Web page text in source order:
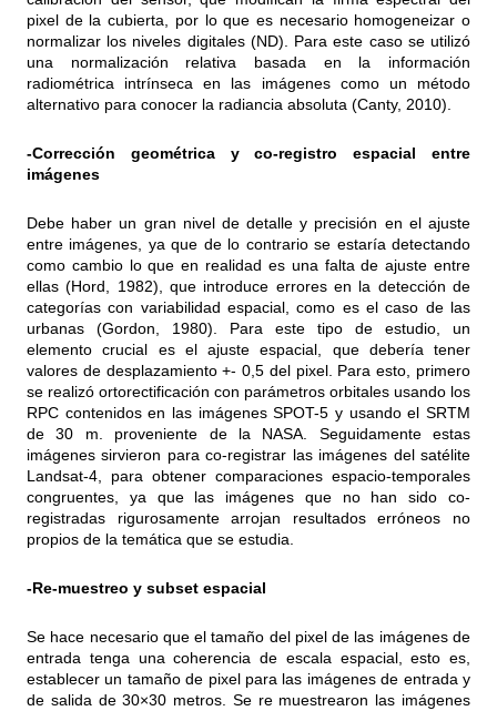
pixel de la cubierta, por lo que es necesario homogeneizar o
normalizar los niveles digitales (ND). Para este caso se utilizó
una normalización relativa basada en la información
radiométrica intrínseca en las imágenes como un método
alternativo para conocer la radiancia absoluta (Canty, 2010).
-Corrección geométrica y co-registro espacial entre
imágenes
Debe haber un gran nivel de detalle y precisión en el ajuste
entre imágenes, ya que de lo contrario se estaría detectando
como cambio lo que en realidad es una falta de ajuste entre
ellas (Hord, 1982), que introduce errores en la detección de
categorías con variabilidad espacial, como es el caso de las
urbanas (Gordon, 1980). Para este tipo de estudio, un
elemento crucial es el ajuste espacial, que debería tener
valores de desplazamiento +- 0,5 del pixel. Para esto, primero
se realizó ortorectificación con parámetros orbitales usando los
RPC contenidos en las imágenes SPOT-5 y usando el SRTM
de 30 m. proveniente de la NASA. Seguidamente estas
imágenes sirvieron para co-registrar las imágenes del satélite
Landsat-4, para obtener comparaciones espacio-temporales
congruentes, ya que las imágenes que no han sido co-
registradas rigurosamente arrojan resultados erróneos no
propios de la temática que se estudia.
-Re-muestreo y subset espacial
Se hace necesario que el tamaño del pixel de las imágenes de
entrada tenga una coherencia de escala espacial, esto es,
establecer un tamaño de pixel para las imágenes de entrada y
de salida de 30×30 metros. Se re muestrearon las imágenes